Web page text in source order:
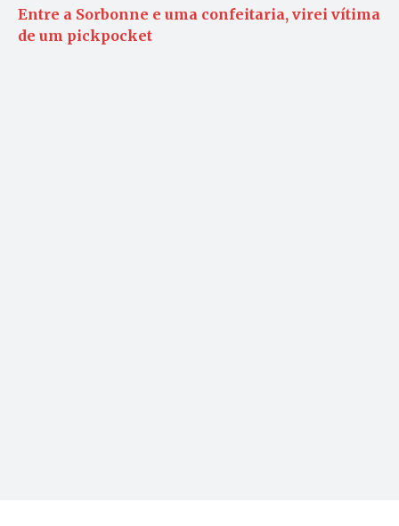
Entre a Sorbonne e uma confeitaria, virei vítima
de um pickpocket